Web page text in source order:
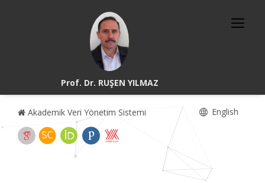
Prof. Dr. RUŞEN YILMAZ
Akademik Veri Yönetim Sistemi English